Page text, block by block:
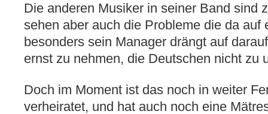
Die anderen Musiker in seiner Band sind
sehen aber auch die Probleme die da auf
besonders sein Manager drängt auf
ernst zu nehmen, die Deutschen nicht zu
Doch im Moment ist das noch in weiter
verheiratet, und hat auch noch eine